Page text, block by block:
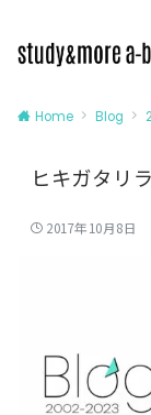
Home Blog
ヒキガタリ
2017年10月8日